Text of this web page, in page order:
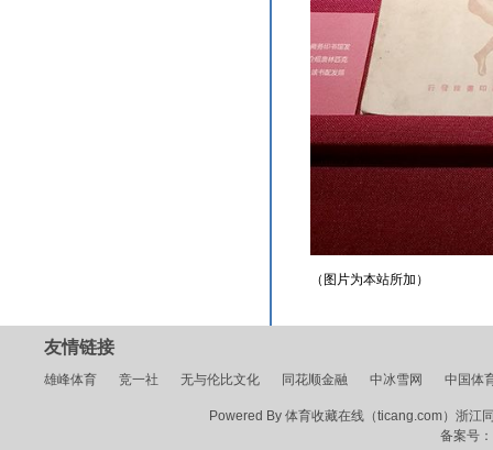
（图片为本站所加）
友情链接
雄峰体育 竞一社 无与伦比文化 同花顺金融 中冰雪网 中国体
Powered By 体育收藏在线（ticang.com）浙江
备案号：